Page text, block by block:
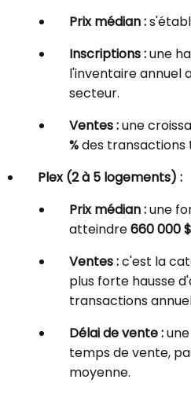
Prix médian :
Inscriptions :une
l'inventaire annuel
secteur.
Ventes :une
%des transactions
Plex (2 à 5 logements) :
Prix médian :une
atteindre660 000 $
Ventes :c'est la
plus forte hausse
transactions
Délai de vente :
temps de vente,
moyenne.